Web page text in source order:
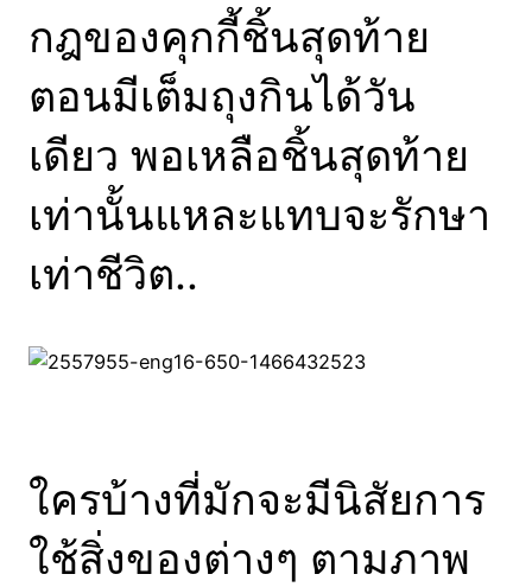
กฎของคุกกี้ชิ้นสุดท้าย
ตอนมีเต็มถุงกินได้วัน
เดียว พอเหลือชิ้นสุดท้าย
เท่านั้นแหละแทบจะรักษา
เท่าชีวิต..
ใครบ้างที่มักจะมีนิสัยการ
ใช้สิ่งของต่างๆ ตามภาพ